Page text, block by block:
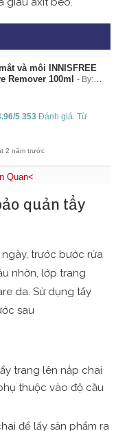
và môi INNISFREE
Remover 100ml
By:
5 353 Đánh giá. Từ
2 năm trước
Quan<
quản tẩy
trước bước rửa
nhờn, lớp trang
da. Sử dụng tẩy
sau
trang lên nắp chai
thuộc vào độ cầu
để lấy sản phẩm ra